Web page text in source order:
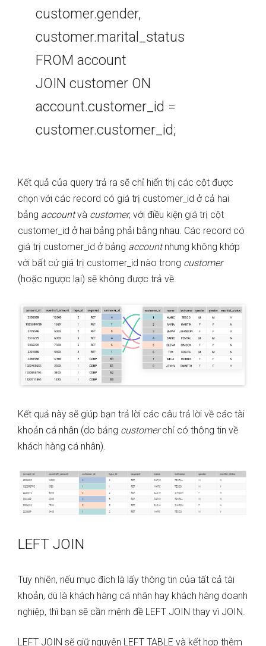
customer.gender,
customer.marital_status
FROM account
JOIN customer ON
account.customer_id =
customer.customer_id;
Kết quả của query trả ra sẽ chỉ hiển thị các cột được
chọn với các record có giá trị customer_id ở cả hai
bảng accountvà customer, với điều kiện giá trị cột
customer_id ở hai bảng phải bằng nhau. Các record có
giá trị customer_id ở bảng accountnhưng không khớp
với bất cứ giá trị customer_id nào trong customer
(hoặc ngược lại) sẽ không được trả về.
Kết quả này sẽ giúp bạn trả lời các câu trả lời về các tài
khoản cá nhân (do bảng customerchỉ có thông tin về
khách hàng cá nhân).
LEFT JOIN
Tuy nhiên, nếu mục đích là lấy thông tin của tất cả tài
khoản, dù là khách hàng cá nhân hay khách hàng doanh
nghiệp, thì bạn sẽ cần mệnh đề LEFT JOIN thay vì JOIN.
LEFT JOIN sẽ giữ nguyên LEFT TABLE và kết hợp thêm